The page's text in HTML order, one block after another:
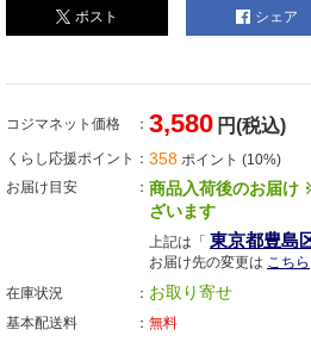
ポスト シェア
コジマネット価格 3,580 円(税込)
くらし応援ポイント 358 ポイント (10%)
お届け目安
商品入荷後のお届け
ざいます
上記は「 東京都豊島
お届け先の変更は こちら
在庫状況
お取り寄せ
基本配送料
無料